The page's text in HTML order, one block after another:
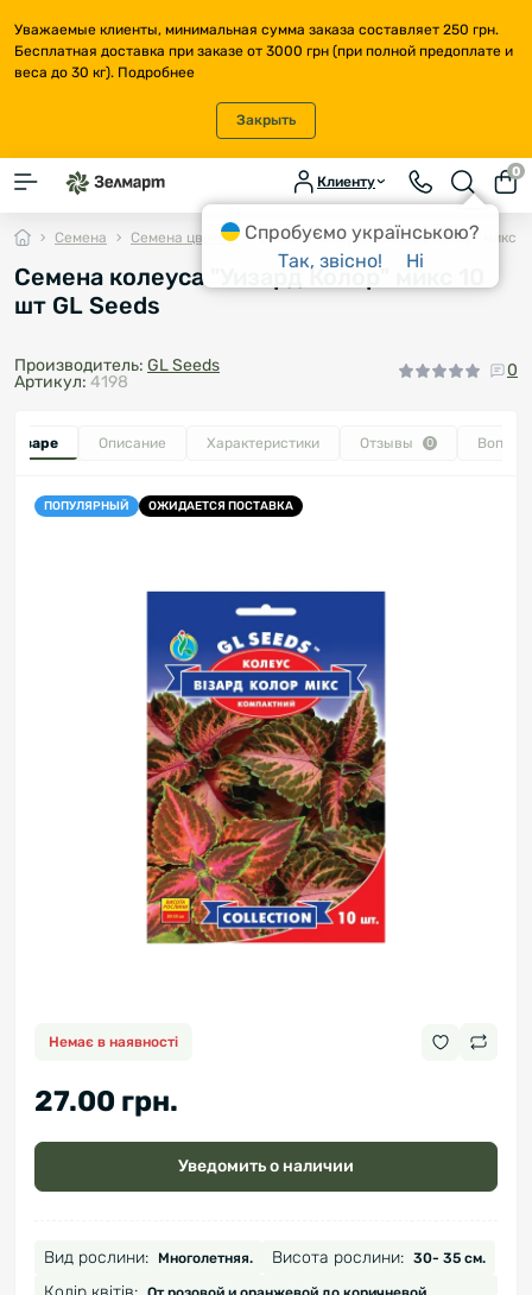
Уважаемые клиенты, минимальная сумма заказа составляет 250 грн.
Бесплатная доставка при заказе от 3000 грн (при полной предоплате и
веса до 30 кг). Подробнее
Закрыть
Клиенту
0
Семена Семена цветов Семена колеуса "Уизард Колор" микс
Семена колеуса "Уизард Колор" микс 10
шт GL Seeds
Производитель: GL Seeds
Артикул: 4198
0
товаре Описание Характеристики Отзывы 0
ПОПУЛЯРНЫЙ ОЖИДАЕТСЯ ПОСТАВКА
Немає в наявності
27.00 грн.
Уведомить о наличии
Вид рослини: Многолетняя. Висота рослини: 30- 35 см.
Спробуємо українською?
Так, звісно!
Ні